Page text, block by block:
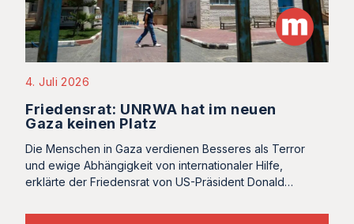
4. Juli 2026
Friedensrat: UNRWA hat im neuen
Gaza keinen Platz
Die Menschen in Gaza verdienen Besseres als Terror
und ewige Abhängigkeit von internationaler Hilfe,
erklärte der Friedensrat von US-Präsident Donald…